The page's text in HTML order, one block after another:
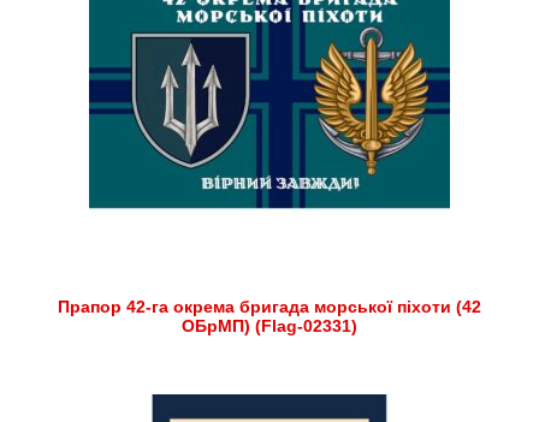
Прапор 42-га окрема бригада морської піхоти (42
ОБрМП) (Flag-02331)